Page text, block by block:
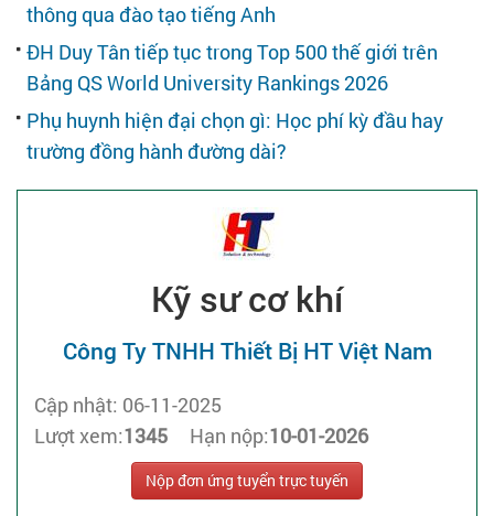
Nhà tuyển dụng
thông qua đào tạo tiếng Anh
ĐH Duy Tân tiếp tục trong Top 500 thế giới trên
Bảng QS World University Rankings 2026
Phụ huynh hiện đại chọn gì: Học phí kỳ đầu hay
trường đồng hành đường dài?
Kỹ sư cơ khí
Công Ty TNHH Thiết Bị HT Việt Nam
Cập nhật: 06-11-2025
Lượt xem:1345 Hạn nộp:10-01-2026
Nộp đơn ứng tuyển trực tuyến